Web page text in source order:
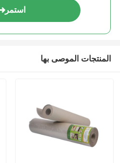
استمر
المنتجات الموصى بها